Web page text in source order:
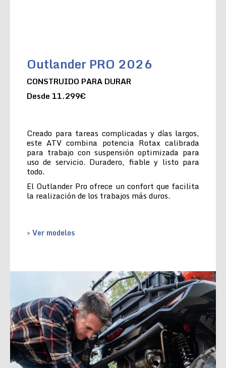
Outlander PRO 2026
CONSTRUIDO PARA DURAR
Desde 11.299€
Creado para tareas complicadas y días largos,
este ATV combina potencia Rotax calibrada
para trabajo con suspensión optimizada para
uso de servicio. Duradero, fiable y listo para
todo.
El Outlander Pro ofrece un confort que facilita
la realización de los trabajos más duros.
> Ver modelos